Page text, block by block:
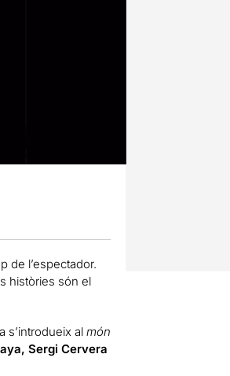
de l’espectador.
històries són el
s’introdueix al món
Sergi Cervera